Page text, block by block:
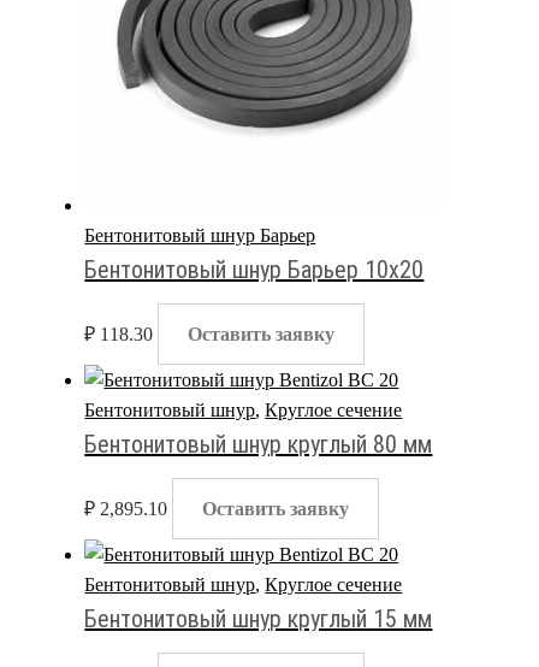
Бентонитовый шнур Барьер
Бентонитовый шнур Барьер 10х20
₽ 118.30 Оставить заявку
Бентонитовый шнур,Круглое сечение
Бентонитовый шнур круглый 80 мм
₽ 2,895.10 Оставить заявку
Бентонитовый шнур,Круглое сечение
Бентонитовый шнур круглый 15 мм